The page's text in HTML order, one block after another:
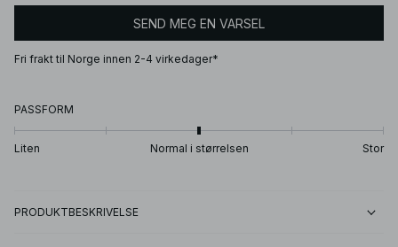
SEND MEG EN VARSEL
Fri frakt til Norge innen 2-4 virkedager*
PASSFORM
Liten Normal i størrelsen Stor
PRODUKTBESKRIVELSE